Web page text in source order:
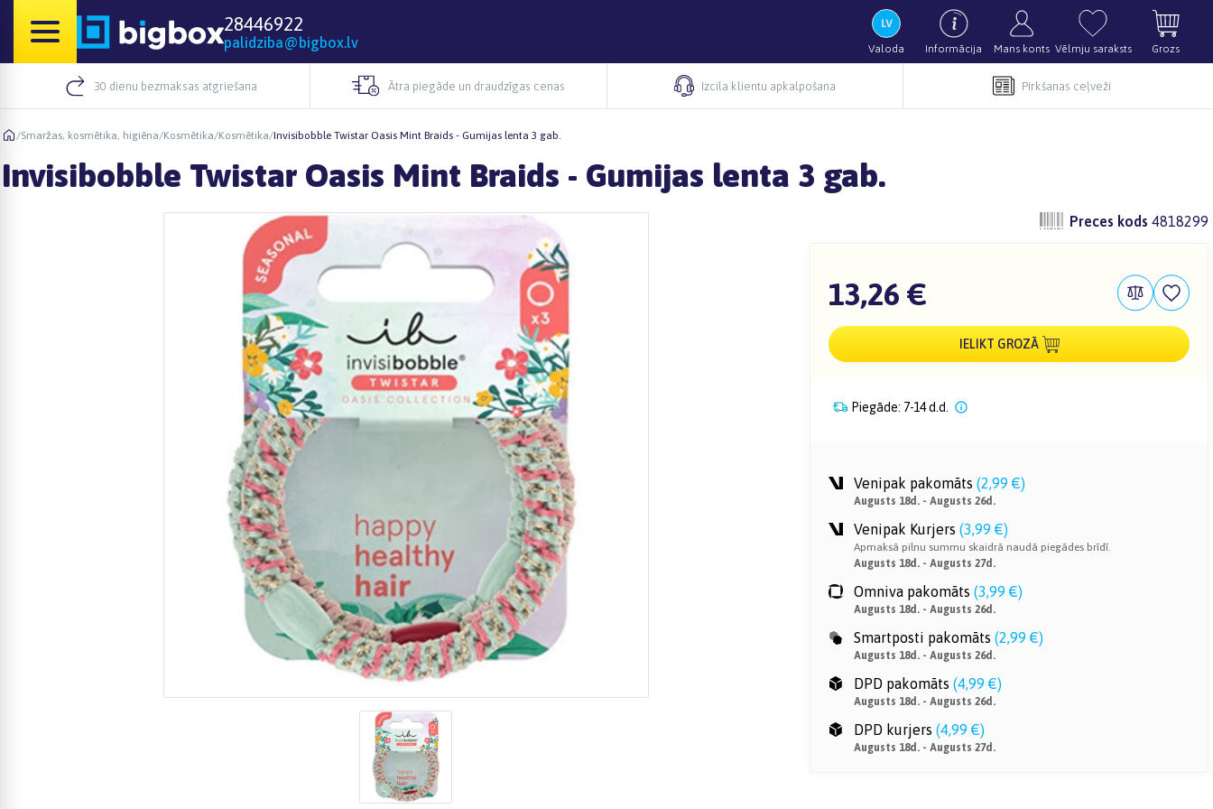
28446922
palidziba@bigbox.lv Valoda Informācija Mans konts Vēlmju saraksts Grozs
30 dienu bezmaksas atgriešana Ātra piegāde un draudzīgas cenas Izcila klientu apkalpošana Pirkšanas ceļveži
/Smaržas, kosmētika, higiēna/Kosmētika/Kosmētika/Invisibobble Twistar Oasis Mint Braids - Gumijas lenta 3 gab.
Invisibobble Twistar Oasis Mint Braids - Gumijas lenta 3 gab.
Preces kods 4818299
13,26 €
IELIKT GROZĀ
Piegāde: 7-14 d.d.
Venipak pakomāts (2,99 €)
Augusts 18d. - Augusts 26d.
Venipak Kurjers (3,99 €)
Apmaksā pilnu summu skaidrā naudā piegādes brīdī.
Augusts 18d. - Augusts 27d.
Omniva pakomāts (3,99 €)
Augusts 18d. - Augusts 26d.
Smartposti pakomāts (2,99 €)
Augusts 18d. - Augusts 26d.
DPD pakomāts (4,99 €)
Augusts 18d. - Augusts 26d.
DPD kurjers (4,99 €)
Augusts 18d. - Augusts 27d.